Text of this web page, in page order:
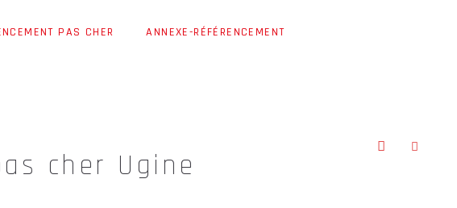
PAS CHER ANNEXE-RÉFÉRENCEMENT
cher Ugine